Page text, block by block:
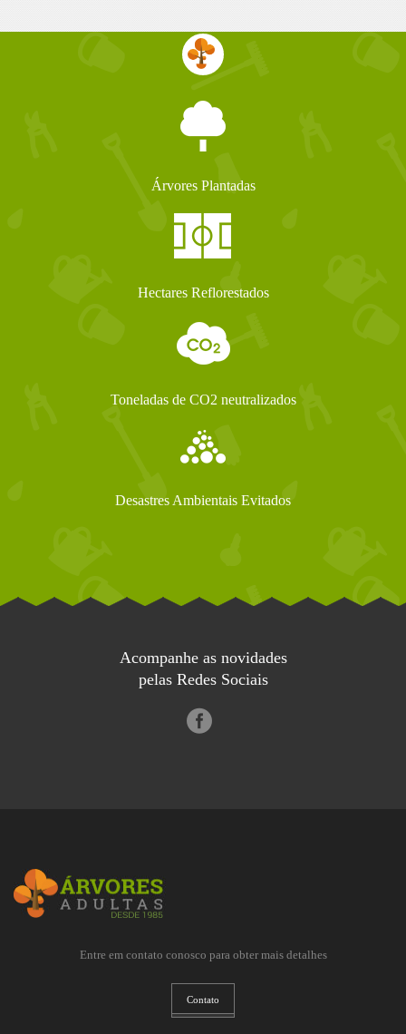
Árvores Plantadas
Hectares Reflorestados
Toneladas de CO2 neutralizados
Desastres Ambientais Evitados
Acompanhe as novidades
pelas Redes Sociais
Entre em contato conosco para obter mais detalhes
Contato